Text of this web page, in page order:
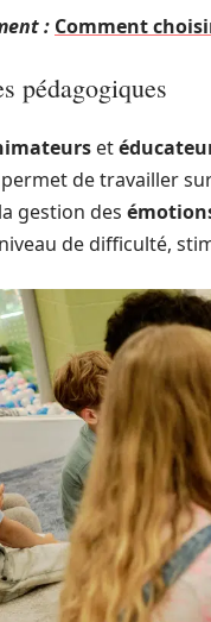
: Comment
pédagogiques
et
de travailler
gestion des
de difficulté,